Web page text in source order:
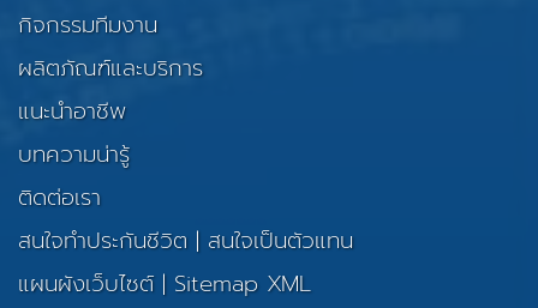
กิจกรรมทีมงาน
ผลิตภัณฑ์และบริการ
แนะนำอาชีพ
บทความน่ารู้
ติดต่อเรา
สนใจทำประกันชีวิต | สนใจเป็นตัวแทน
แผนผังเว็บไซต์| Sitemap XML